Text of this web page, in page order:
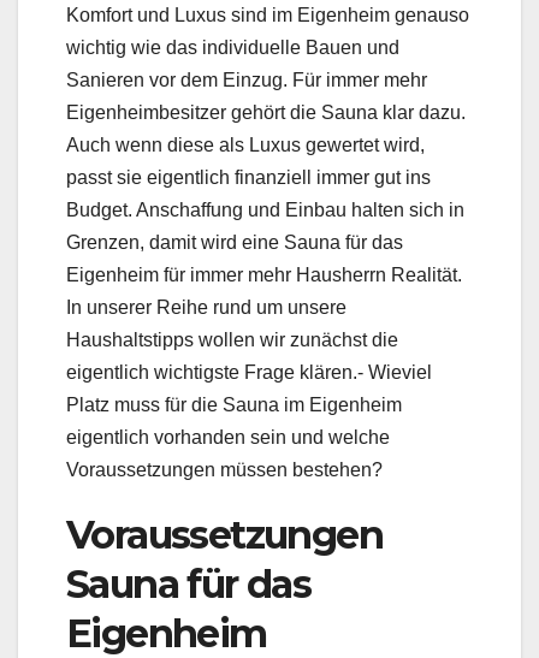
Komfort und Luxus sind im Eigenheim genauso
wichtig wie das individuelle Bauen und
Sanieren vor dem Einzug. Für immer mehr
Eigenheimbesitzer gehört die Sauna klar dazu.
Auch wenn diese als Luxus gewertet wird,
passt sie eigentlich finanziell immer gut ins
Budget. Anschaffung und Einbau halten sich in
Grenzen, damit wird eine Sauna für das
Eigenheim für immer mehr Hausherrn Realität.
In unserer Reihe rund um unsere
Haushaltstipps wollen wir zunächst die
eigentlich wichtigste Frage klären.- Wieviel
Platz muss für die Sauna im Eigenheim
eigentlich vorhanden sein und welche
Voraussetzungen müssen bestehen?
Voraussetzungen
Sauna für das
Eigenheim